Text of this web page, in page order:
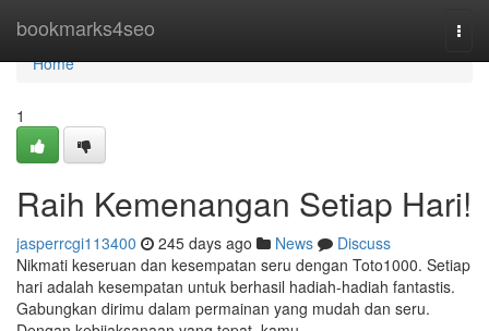
bookmarks4seo
Home
Home
1
Raih Kemenangan Setiap Hari!
jasperrcgi113400 245 days ago News
Discuss
Nikmati keseruan dan kesempatan seru dengan Toto1000. Setiap
hari adalah kesempatan untuk berhasil hadiah-hadiah fantastis.
Gabungkan dirimu dalam permainan yang mudah dan seru.